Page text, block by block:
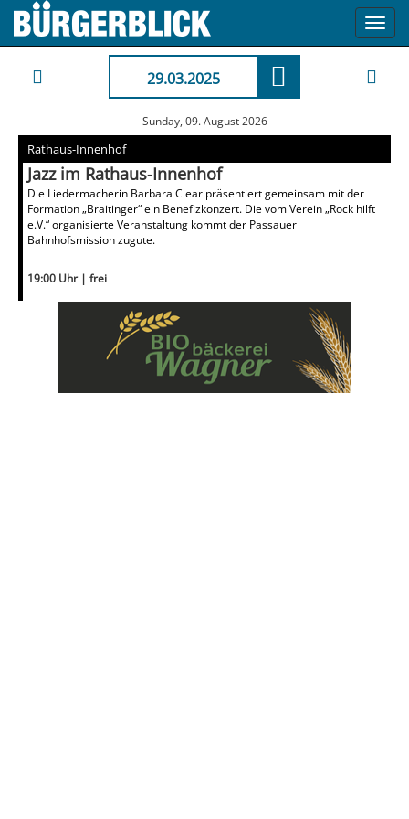
29.03.2025
Sunday, 09. August 2026
Rathaus-Innenhof
Jazz im Rathaus-Innenhof
Die Liedermacherin Barbara Clear präsentiert gemeinsam mit der
Formation „Braitinger“ ein Benefizkonzert. Die vom Verein „Rock hilft
e.V.“ organisierte Veranstaltung kommt der Passauer
Bahnhofsmission zugute.
19:00 Uhr | frei